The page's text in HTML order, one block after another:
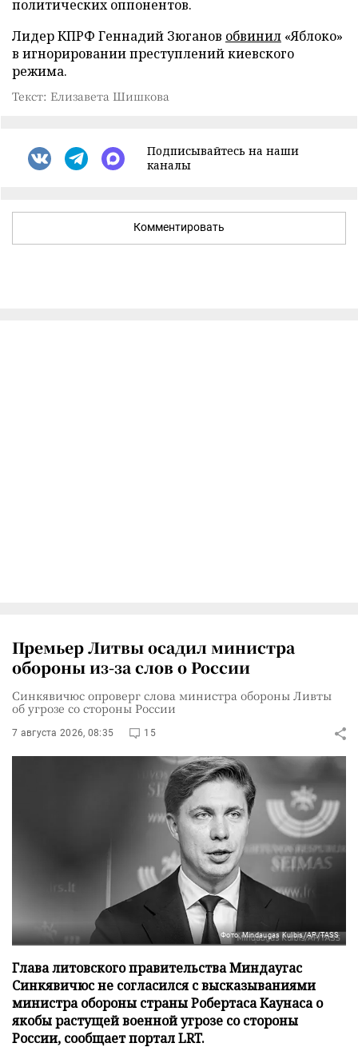
политических оппонентов.
Лидер КПРФ Геннадий Зюганов обвинил «Яблоко»
в игнорировании преступлений киевского
режима.
Текст: Елизавета Шишкова
Подписывайтесь на наши
каналы
Комментировать
Премьер Литвы осадил министра
обороны из-за слов о России
Синкявичюс опроверг слова министра обороны Ливты
об угрозе со стороны России
7 августа 2026, 08:35 15
Фото: Mindaugas Kulbis/AP/TASS
Глава литовского правительства Миндаугас
Синкявичюс не согласился с высказываниями
министра обороны страны Робертаса Каунаса о
якобы растущей военной угрозе со стороны
России, сообщает портал LRT.